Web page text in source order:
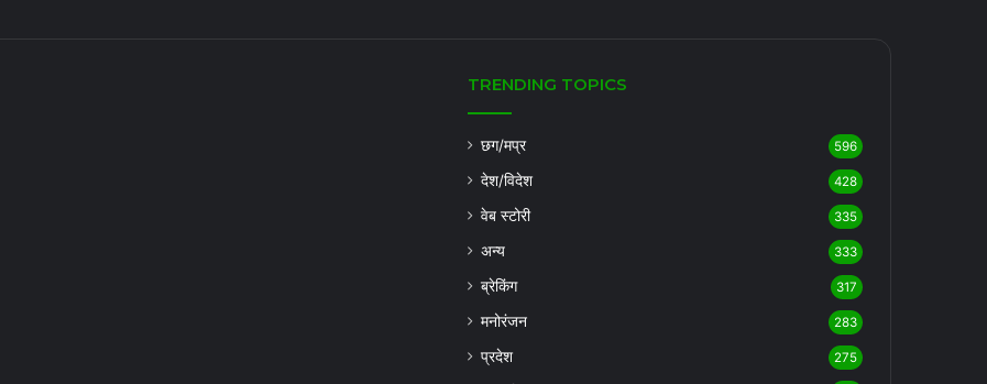
TRENDING TOPICS
छग/मप्र 596
देश/विदेश 428
वेब स्टोरी 335
अन्य 333
ब्रेकिंग 317
मनोरंजन 283
प्रदेश 275